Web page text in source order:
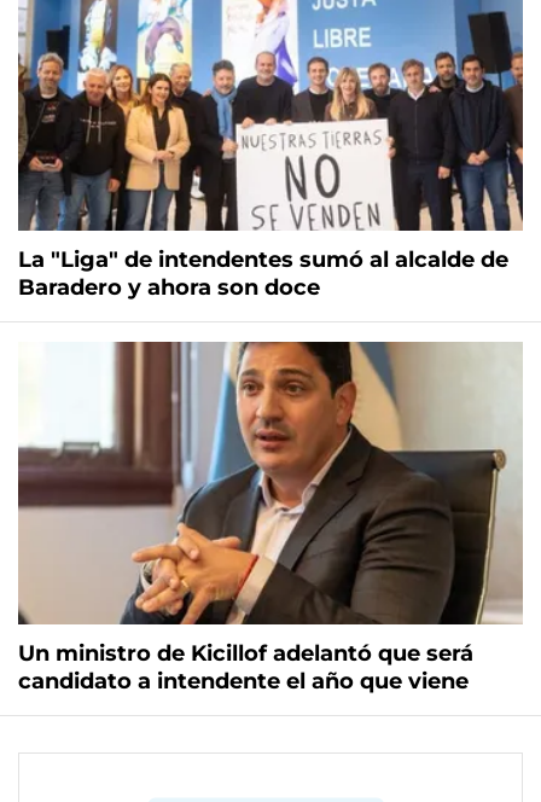
La "Liga" de intendentes sumó al alcalde de
Baradero y ahora son doce
Un ministro de Kicillof adelantó que será
candidato a intendente el año que viene